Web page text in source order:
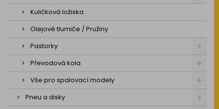
Kuličková ložiska
Olejové tlumiče / Pružiny
Pastorky
Převodová kola
Vše pro spalovací modely
Pneu a disky